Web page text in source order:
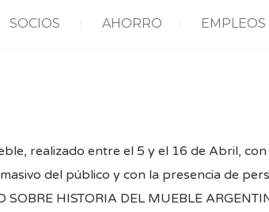
SOCIOS AHORRO EMPLEOS
realizado entre el 5 y el 16 de Abril,
del público y con la presencia de
SOBRE HISTORIA DEL MUEBLE